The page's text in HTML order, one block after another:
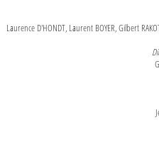
Laurence D'HONDT, Laurent BOYER, Gilbert